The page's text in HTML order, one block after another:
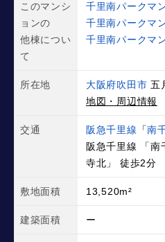
このマンシ
ョンの
他棟につい
て
千里南パークマ
千里南パークマ
千里南パークマ
所在地 大阪府吹田市 五
地図・周辺情報
交通 阪急千里線 「南
阪急千里線 「
寺北」 徒歩2分
敷地面積 13,520m²
建築面積 ー